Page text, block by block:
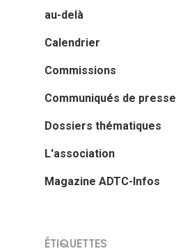
au-delà
Calendrier
Commissions
Communiqués de presse
Dossiers thématiques
L'association
Magazine ADTC-Infos
ÉTIQUETTES